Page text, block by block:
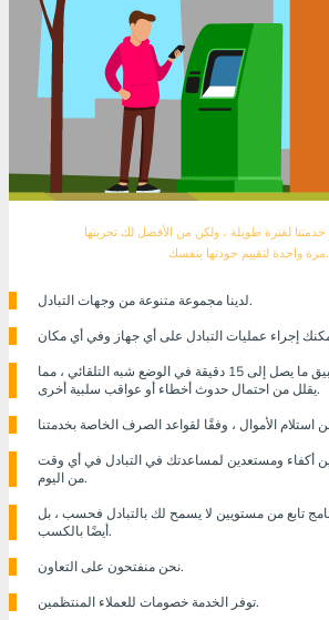
خدمتنا لفترة طويلة ، ولكن من الأفضل لك تجربتها
مرة واحدة لتقييم جودتها بنفسك.
لدينا مجموعة متنوعة من وجهات التبادل.
تستغرق معالجة التطبيق ما يصل إلى 15 دقيقة في الوضع شبه التلقائي ، مما
يقلل من احتمال حدوث أخطاء أو عواقب سلبية أخرى.
أكفاء ومستعدين لمساعدتك في التبادل في أي وقت
من اليوم.
تابع من مستويين لا يسمح لك بالتبادل فحسب ، بل
أيضًا بالكسب.
نحن منفتحون على التعاون.
توفر الخدمة خصومات للعملاء المنتظمين.